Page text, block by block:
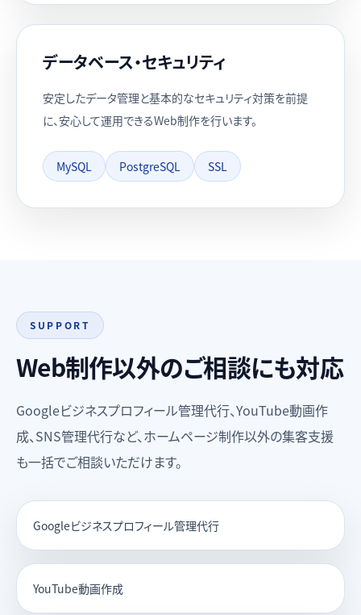
データベース・セキュリティ
安定したデータ管理と基本的なセキュリティ対策を前提
に、安心して運用できるWeb制作を行います。
MySQL PostgreSQL SSL
SUPPORT
Web制作以外のご相談にも対応
Googleビジネスプロフィール管理代行、YouTube動画作
成、SNS管理代行など、ホームページ制作以外の集客支援
も一括でご相談いただけます。
Googleビジネスプロフィール管理代行
YouTube動画作成